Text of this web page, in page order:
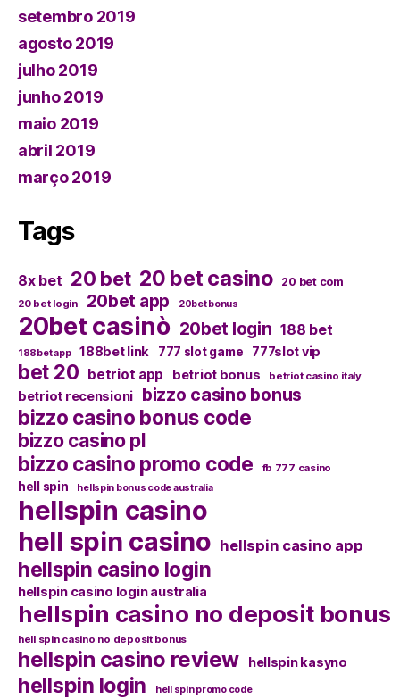
setembro 2019
agosto 2019
julho 2019
junho 2019
maio 2019
abril 2019
março 2019
Tags
8x bet 20 bet 20 bet casino 20 bet com
20 bet login 20bet app 20bet bonus
20bet casinò 20bet login 188 bet
188bet app 188bet link 777 slot game 777slot vip
bet 20 betriot app betriot bonus betriot casino italy
betriot recensioni bizzo casino bonus
bizzo casino bonus code
bizzo casino pl
bizzo casino promo code fb 777 casino
hell spin hellspin bonus code australia
hellspin casino
hell spin casino hellspin casino app
hellspin casino login
hellspin casino login australia
hellspin casino no deposit bonus
hell spin casino no deposit bonus
hellspin casino review hellspin kasyno
hellspin login hell spin promo code